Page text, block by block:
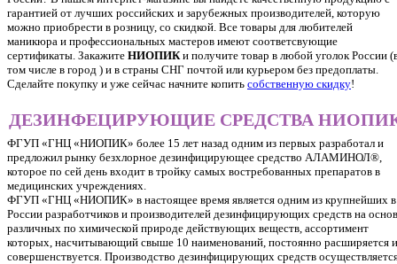
гарантией от лучших российских и зарубежных производителей, которую
можно приобрести в розницу, со скидкой. Все товары для любителей
маникюра и профессиональных мастеров имеют соответсвующие
сертификаты. Закажите НИОПИК и получите товар в любой уголок России
том числе в город ) и в страны СНГ почтой или курьером без предоплаты.
Сделайте покупку и уже сейчас начните копить собственную скидку!
ДЕЗИНФЕЦИРУЮЩИЕ СРЕДСТВА
ФГУП «ГНЦ «НИОПИК» более 15 лет назад одним из первых разработал и
предложил рынку безхлорное дезинфицирующее средство АЛАМИНОЛ®,
которое по сей день входит в тройку самых востребованных препаратов в
медицинских учреждениях.
ФГУП «ГНЦ «НИОПИК» в настоящее время является одним из крупнейших в
России разработчиков и производителей дезинфицирующих средств на
различных по химической природе действующих веществ, ассортимент
которых, насчитывающий свыше 10 наименований, постоянно расширяется и
совершенствуется. Производство дезинфицирующих средств